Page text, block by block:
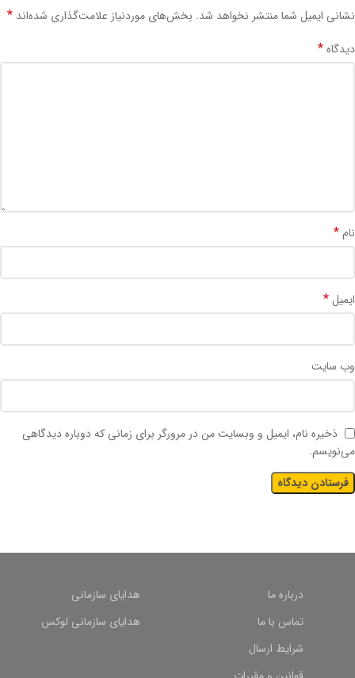
نشانی ایمیل شما منتشر نخواهد شد. بخش‌های موردنیاز علامت‌گذاری شده‌اند *
دیدگاه*
نام*
ایمیل*
وب‌ سایت
ذخیره نام، ایمیل و وبسایت من در مرورگر برای زمانی که دوباره دیدگاهی
می‌نویسم.
هدایای سازمانی
هدایای سازمانی لوکس
درباره ما
تماس با ما
شرایط ارسال